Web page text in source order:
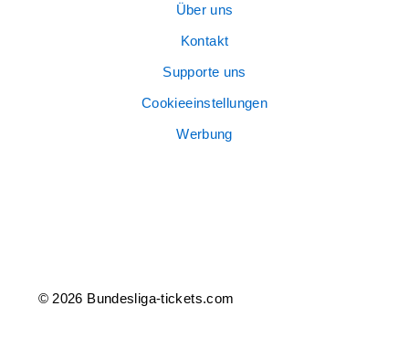
Über uns
Kontakt
Supporte uns
Cookieeinstellungen
Werbung
© 2026 Bundesliga-tickets.com